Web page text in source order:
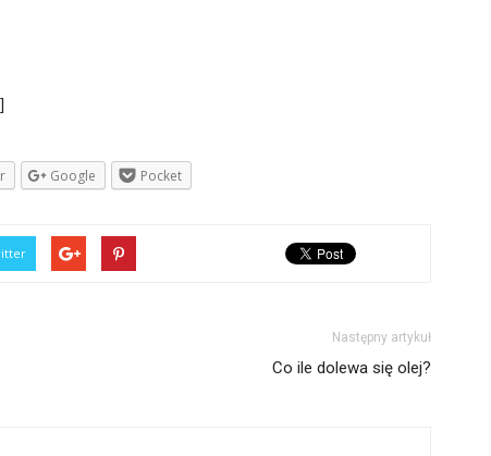
Google Pocket
Następny artykuł
Co ile dolewa się olej?